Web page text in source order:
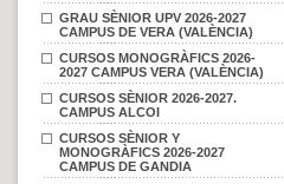
GRAU SÈNIOR UPV 2026-2027
CAMPUS DE VERA (VALÈNCIA)
CURSOS MONOGRÀFICS 2026-
2027 CAMPUS VERA (VALÈNCIA)
CURSOS SÈNIOR 2026-2027.
CAMPUS ALCOI
CURSOS SÈNIOR Y
MONOGRÀFICS 2026-2027
CAMPUS DE GANDIA